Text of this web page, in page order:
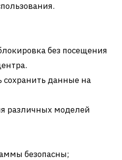
без посещения
сохранить данные на
различных моделей
безопасны;